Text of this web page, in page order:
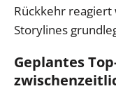
Rückkehr
Storylines
Geplantes